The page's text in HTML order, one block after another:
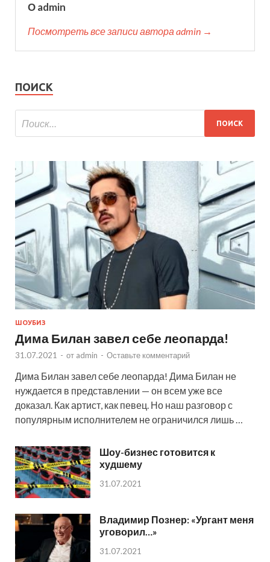
О admin
Посмотреть все записи автора admin →
ПОИСК
ШОУБИЗ
Дима Билан завел себе леопарда!
31.07.2021 - от admin - Оставьте комментарий
Дима Билан завел себе леопарда! Дима Билан не
нуждается в представлении — он всем уже все
доказал. Как артист, как певец. Но наш разговор с
популярным исполнителем не ограничился лишь …
Шоу-бизнес готовится к
худшему
31.07.2021
Владимир Познер: «Ургант меня
уговорил…»
31.07.2021